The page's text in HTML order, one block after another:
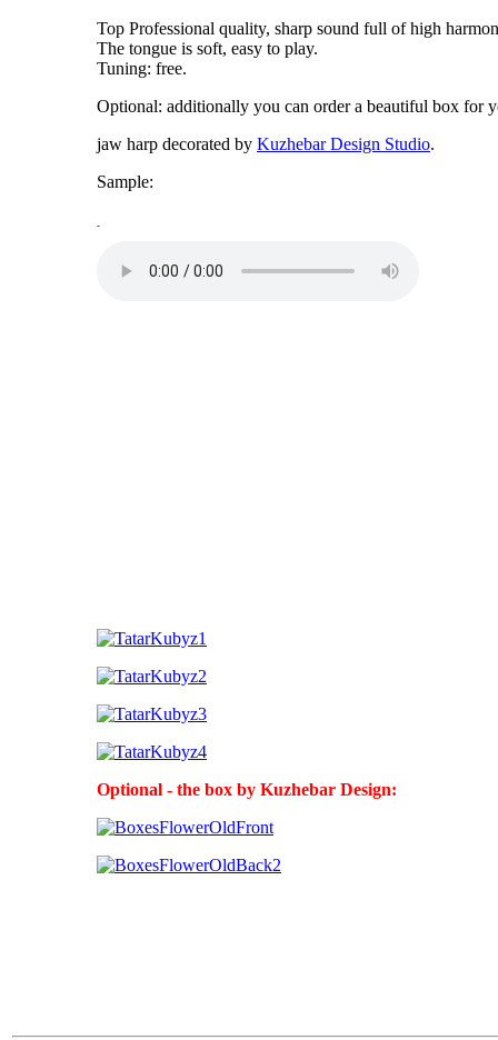
Top Professional quality, sharp sound full of high
The tongue is soft, easy to play.
Tuning: free.
Optional: additionally you can order a beautiful box for
jaw harp decorated by Kuzhebar Design Studio.
Sample:
-
Optional - the box by Kuzhebar Design: